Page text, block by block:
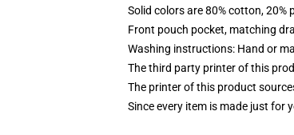
Solid colors are 80% cotton, 20%
Front pouch pocket, matching
Washing instructions: Hand or
The third party printer of this
The printer of this product
Since every item is made just for